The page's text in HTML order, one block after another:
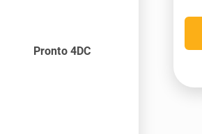
Pronto 4DC